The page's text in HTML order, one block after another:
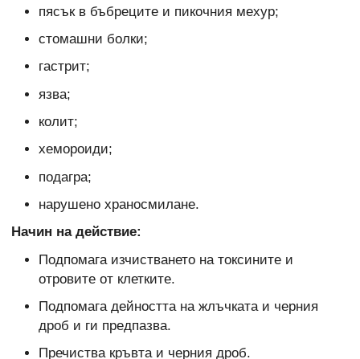
пясък в бъбреците и пикочния мехур;
стомашни болки;
гастрит;
язва;
колит;
хемороиди;
подагра;
нарушено храносмилане.
Начин на действие:
Подпомага изчистването на токсините и
отровите от клетките.
Подпомага дейността на жлъчката и черния
дроб и ги предпазва.
Пречиства кръвта и черния дроб.